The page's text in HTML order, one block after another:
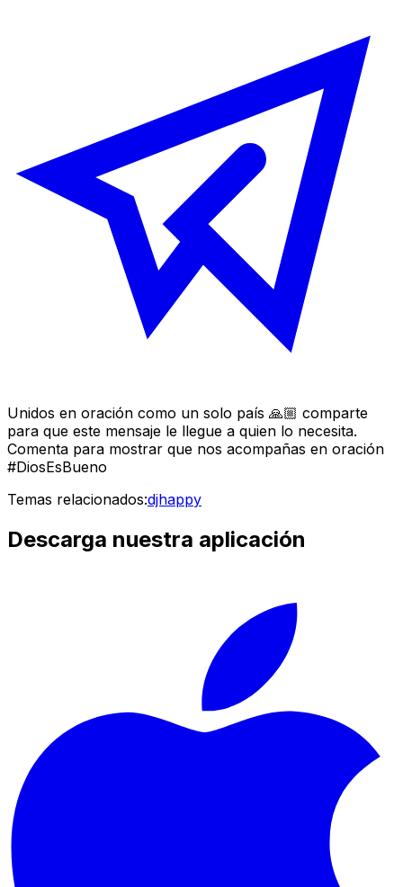
Unidos en oración como un solo país 🙏🏼 comparte
para que este mensaje le llegue a quien lo necesita.
Comenta para mostrar que nos acompañas en oración
#DiosEsBueno
Temas relacionados:djhappy
Descarga nuestra aplicación